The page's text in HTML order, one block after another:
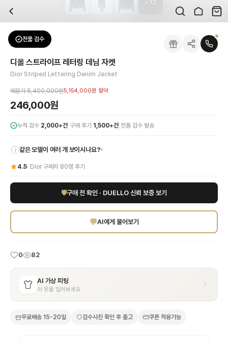
배송은 얼마나 걸리나요?
검수는 어떻게 진행되나요? 검수 사진을 받을 수 있나요?
전문 스태프가 실물 상품을 직접 확인한 후 검수 사진을 제공합니다. 가죽 재질,
교환이나 반품이 가능한가요?
수령 후 7일 이내 신청하시면 상품 하자, 사이즈 불일치, 고객 변심 모두 교환·반
쿠폰과 적립금을 함께 사용할 수 있나요?
네, 쿠폰과 적립금을 결제 시 함께 사용하실 수 있습니다. 적립금은 1,000원 이상
사이즈는 어떻게 선택하나요?
상품 상세의 사이즈 정보를 참고해 선택하시고, 사이즈 선택이 어려우시면 카카오
브랜드:
성별:여성
색상:블루
가격:246,000원
디올(Dior)의 독보적인 감각이 돋보이는 '디올 스트라이프 레터링 데님 자켓'으로
디올 스트라이프 레터링 데님 자켓
12
전품 검수
Dior 자켓
디올 스트라이프 레터링 데님 자켓
Dior Striped Lettering Denim Jacket
매장가5,400,000원5,154,000원 절약
246,000원
누적 검수 2,000+건·구매 후기 1,500+건· 전품 검수 발송
i 같은 모델이 여러 개 보이시나요?▾
4.5· Dior 구매자 80명 후기
🛡구매 전 확인 · DUELLO 신뢰 보증 보기
💬AI에게 물어보기
0 82
AI 가상 피팅
이 옷을 입어보세요
무료배송 15-20일 검수사진 확인 후 출고 쿠폰 적용가능